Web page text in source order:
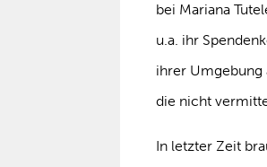
bei Mariana
u.a. ihr
ihrer Umgebung
die nicht
In letzter Zeit